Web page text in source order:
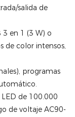
salida de
en 1 (3 W) o
de color intensos,
programas
de 100.000
de voltaje AC90-